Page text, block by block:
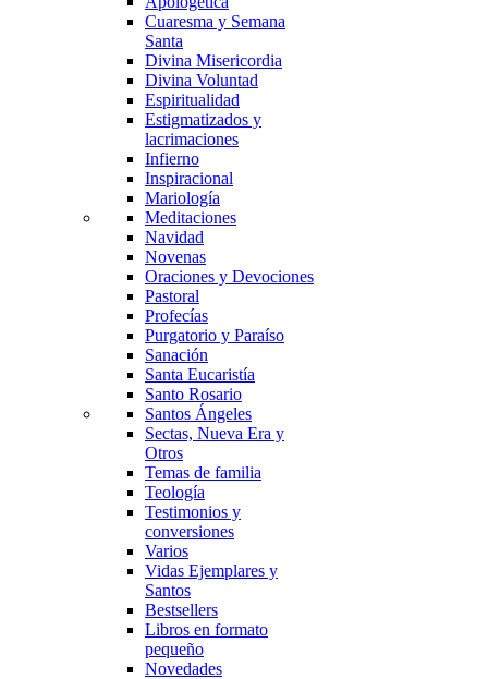
Cuaresma y Semana
Santa
Divina Misericordia
Divina Voluntad
Espiritualidad
Estigmatizados y
lacrimaciones
Infierno
Inspiracional
Mariología
Meditaciones
Navidad
Novenas
Oraciones y Devociones
Pastoral
Profecías
Purgatorio y Paraíso
Sanación
Santa Eucaristía
Santo Rosario
Santos Ángeles
Sectas, Nueva Era y
Otros
Temas de familia
Teología
Testimonios y
conversiones
Varios
Vidas Ejemplares y
Santos
Bestsellers
Libros en formato
pequeño
Novedades